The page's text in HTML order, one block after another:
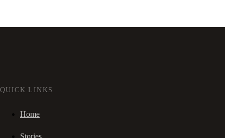
QUICK LINKS
Home
Stories